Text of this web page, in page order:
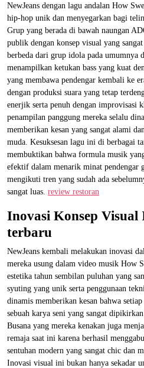
NewJeans dengan lagu andalan How
hip-hop unik dan menyegarkan bagi
Grup yang berada di bawah naungan
publik dengan konsep visual yang
berbeda dari grup idola pada umumnya
menampilkan ketukan bass yang kuat
yang membawa pendengar kembali ke
dengan produksi suara yang tetap
enerjik serta penuh dengan improvisasi
penampilan panggung mereka selalu
memberikan kesan yang sangat alami
muda. Kesuksesan lagu ini di berbagai
membuktikan bahwa formula musik
efektif dalam menarik minat pendengar
mengikuti tren yang sudah ada
sangat luas. review restoran
Inovasi Konsep
terbaru
NewJeans kembali melakukan inovasi
mereka usung dalam video musik How
estetika tahun sembilan puluhan yang
syuting yang unik serta penggunaan
dinamis memberikan kesan bahwa
sebuah karya seni yang sangat
Busana yang mereka kenakan juga
remaja saat ini karena berhasil
sentuhan modern yang sangat chic dan
Inovasi visual ini bukan hanya sekadar